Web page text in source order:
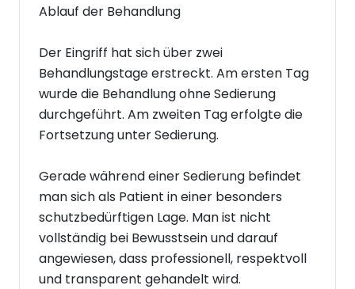
Ablauf der Behandlung
Der Eingriff hat sich über zwei
Behandlungstage erstreckt. Am ersten Tag
wurde die Behandlung ohne Sedierung
durchgeführt. Am zweiten Tag erfolgte die
Fortsetzung unter Sedierung.
Gerade während einer Sedierung befindet
man sich als Patient in einer besonders
schutzbedürftigen Lage. Man ist nicht
vollständig bei Bewusstsein und darauf
angewiesen, dass professionell, respektvoll
und transparent gehandelt wird.